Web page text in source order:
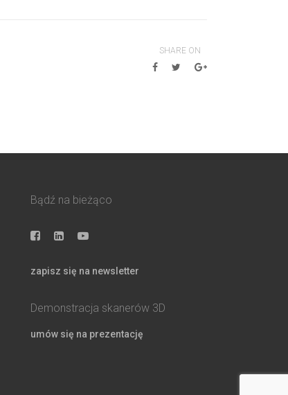
SHARE ON
Bądź na bieżąco
zapisz się na newsletter
Demonstracja skanerów 3D
umów się na prezentację